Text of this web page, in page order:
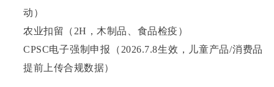
动）
农业扣留（2H，木制品、食品检疫）
CPSC电子强制申报（2026.7.8生效，儿童产品/消费品
提前上传合规数据）